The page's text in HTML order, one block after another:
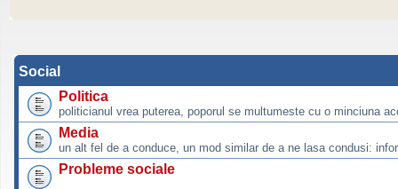
Social
Politica
politicianul vrea puterea, poporul se multumeste cu o minciuna
Media
un alt fel de a conduce, un mod similar de a ne lasa condusi:
Probleme sociale